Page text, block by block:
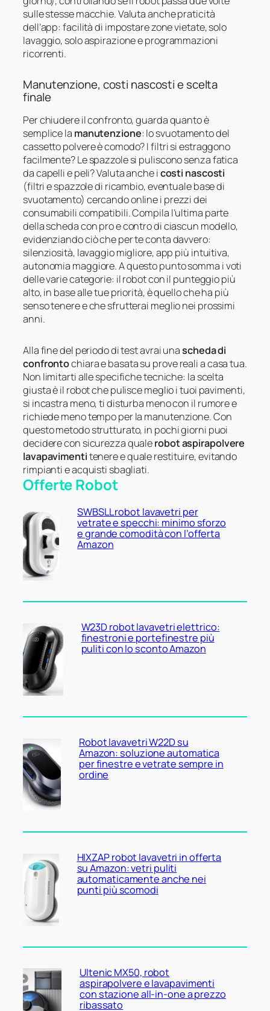
sulle stesse macchie. Valuta anche praticità
dell’app: facilità di impostare zone vietate, solo
lavaggio, solo aspirazione e programmazioni
ricorrenti.
Manutenzione, costi nascosti e scelta
finale
Per chiudere il confronto, guarda quanto è
semplice la manutenzione: lo svuotamento del
cassetto polvere è comodo? I filtri si estraggono
facilmente? Le spazzole si puliscono senza fatica
da capelli e peli? Valuta anche icosti nascosti
(filtri e spazzole di ricambio, eventuale base di
svuotamento) cercando online i prezzi dei
consumabili compatibili. Compila l’ultima parte
della scheda con pro e contro di ciascun modello,
evidenziando ciò che per te conta davvero:
silenziosità, lavaggio migliore, app più intuitiva,
autonomia maggiore. A questo punto somma i voti
delle varie categorie: il robot con il punteggio più
alto, in base alle tue priorità, è quello che ha più
senso tenere e che sfrutterai meglio nei prossimi
anni.
Alla fine del periodo di test avrai unascheda di
confrontochiara e basata su prove reali a casa tua.
Non limitarti alle specifiche tecniche: la scelta
giusta è il robot che pulisce meglio i tuoi pavimenti,
si incastra meno, ti disturba meno con il rumore e
richiede meno tempo per la manutenzione. Con
questo metodo strutturato, in pochi giorni puoi
decidere con sicurezza qualerobot aspirapolvere
lavapavimentitenere e quale restituire, evitando
rimpianti e acquisti sbagliati.
Offerte Robot
SWBSLL robot lavavetri per
vetrate e specchi: minimo sforzo
e grande comodità con l’offerta
Amazon
W23D robot lavavetri elettrico:
finestroni e portefinestre più
puliti con lo sconto Amazon
Robot lavavetri W22D su
Amazon: soluzione automatica
per finestre e vetrate sempre in
ordine
HIXZAP robot lavavetri in offerta
su Amazon: vetri puliti
automaticamente anche nei
punti più scomodi
Ultenic MX50, robot
aspirapolvere e lavapavimenti
con stazione all-in-one a prezzo
ribassato